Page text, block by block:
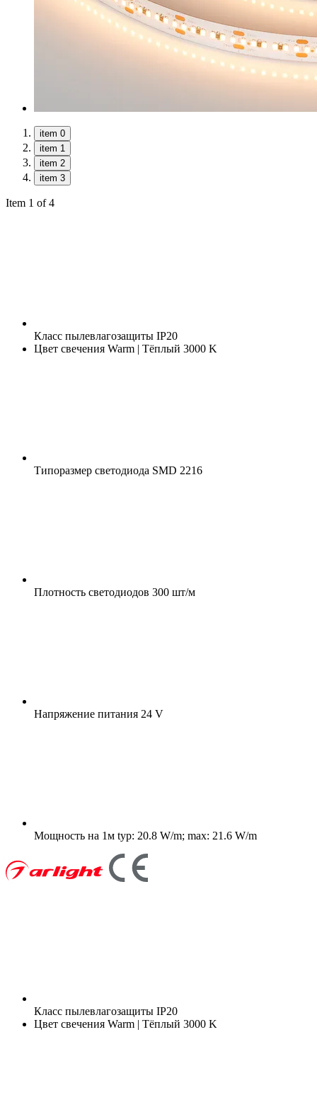
item 0
item 1
item 2
item 3
Item 1 of 4
Класс пылевлагозащиты IP20
Цвет свечения Warm | Тёплый 3000 K
Типоразмер светодиода SMD 2216
Плотность светодиодов 300 шт/м
Напряжение питания 24 V
Мощность на 1м typ: 20.8 W/m; max: 21.6 W/m
Класс пылевлагозащиты IP20
Цвет свечения Warm | Тёплый 3000 K